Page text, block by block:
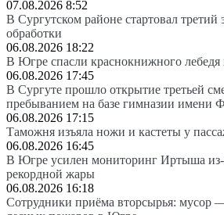
07.08.2026 8:52
В Сургутском районе стартовал третий
обработки
06.08.2026 18:22
В Югре спасли краснокнижного лебедя
06.08.2026 17:45
В Сургуте прошло открытие третьей
пребыванием на базе гимназии имени
06.08.2026 17:15
Таможня изъяла ножи и кастеты у
06.08.2026 16:45
В Югре усилен мониторинг Иртыша из-
рекордной жары
06.08.2026 16:18
Сотрудники приёма вторсырья: мусор